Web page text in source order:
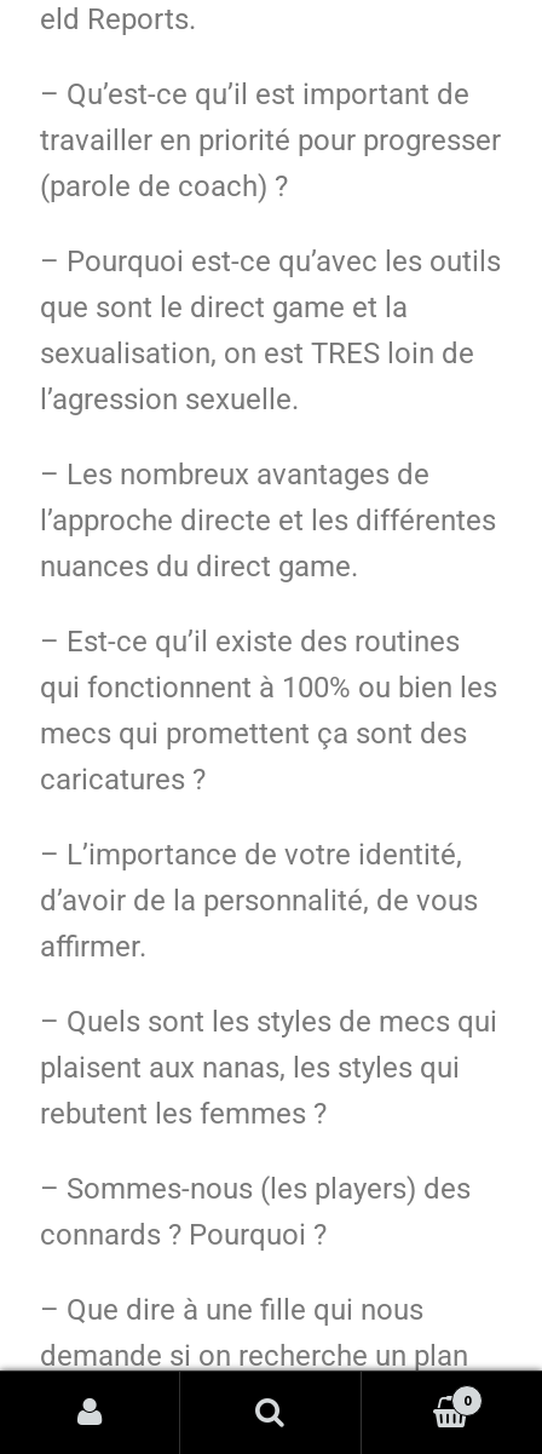
eld Reports.
– Qu’est-ce qu’il est important de
travailler en priorité pour progresser
(parole de coach) ?
– Pourquoi est-ce qu’avec les outils
que sont le direct game et la
sexualisation, on est TRES loin de
l’agression sexuelle.
– Les nombreux avantages de
l’approche directe et les différentes
nuances du direct game.
– Est-ce qu’il existe des routines
qui fonctionnent à 100% ou bien les
mecs qui promettent ça sont des
caricatures ?
– L’importance de votre identité,
d’avoir de la personnalité, de vous
affirmer.
– Quels sont les styles de mecs qui
plaisent aux nanas, les styles qui
rebutent les femmes ?
– Sommes-nous (les players) des
connards ? Pourquoi ?
– Que dire à une fille qui nous
demande si on recherche un plan
cul ?
0